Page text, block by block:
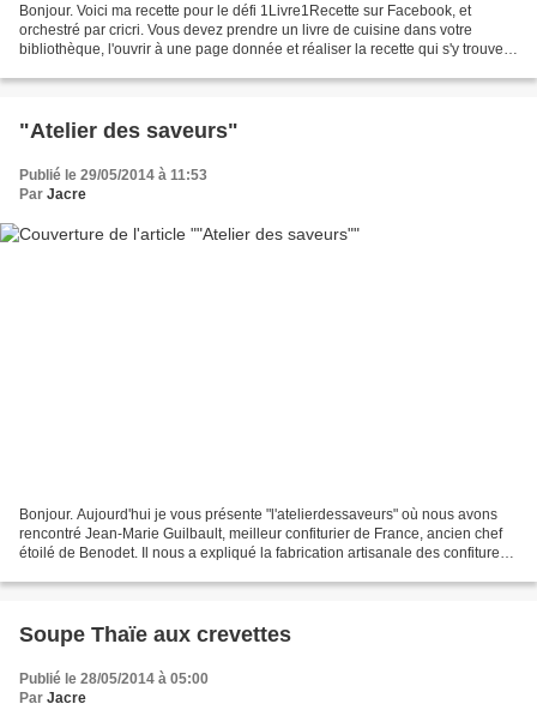
Bonjour. Voici ma recette pour le défi 1Livre1Recette sur Facebook, et
orchestré par cricri. Vous devez prendre un livre de cuisine dans votre
bibliothèque, l'ouvrir à une page donnée et réaliser la recette qui s'y trouve.
"Atelier des saveurs"
Publié le 29/05/2014 à 11:53
Par Jacre
Bonjour. Aujourd'hui je vous présente "l'atelierdessaveurs" où nous avons
rencontré Jean-Marie Guilbault, meilleur confiturier de France, ancien chef
étoilé de Benodet. Il nous a expliqué la fabrication artisanale des confitures
Soupe Thaïe aux crevettes
Publié le 28/05/2014 à 05:00
Par Jacre